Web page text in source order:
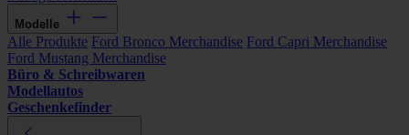
Modelle
Alle Produkte Ford Bronco Merchandise Ford Capri Merchandise
Ford Mustang Merchandise
Büro & Schreibwaren
Modellautos
Geschenkefinder